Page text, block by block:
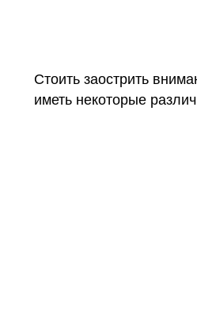
Стоить заострить
иметь некоторые